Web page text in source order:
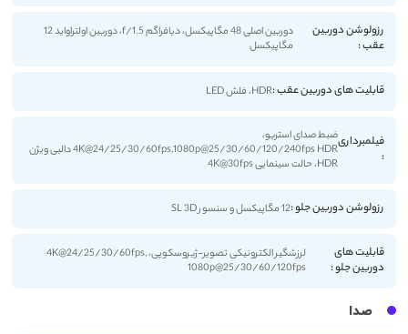
رزولوشن دوربین
عقب :
دوربین اصلی 48 مگاپیکسل، دیافراگم 1.5/f، دوربین اولتراواید 12
مگاپیکسل
قابلیت های دوربین عقب :HDR، فلش LED
فیلمبرداری
:
ضبط صدای استریو،
4K@24/25/30/60fps,1080p@25/30/60/120/240fps HDR دالبی ویژن
HDR، حالت سینمایی 4K@30fps
رزولوشن دوربین جلو :12 مگاپیکسل و سنسور SL 3D
قابلیت های
دوربین جلو :
لرزشگیر الکترونیکی تصویر-ژیروسکوپی، 4K@24/25/30/60fps,
1080p@25/30/60/120fps
صدا